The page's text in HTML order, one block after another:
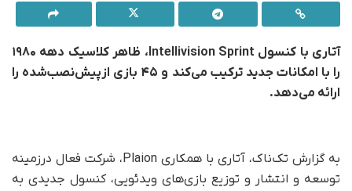
آتاری با کنسول Intellivision Sprint، ظاهر کلاسیک دهه ۱۹۸۰
را با امکانات جدید ترکیب می‌کند و ۴۵ بازی ازپیش‌نصب‌شده را
ارائه می‌دهد.
به گزارش تک‌ناک، آتاری با همکاری Plaion، شرکت فعال درزمینه
توسعه و انتشار و توزیع بازی‌های ویدئویی، کنسول جدیدی به